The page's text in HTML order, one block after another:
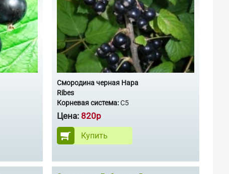
Смородина черная Нара
Ribes
Корневая система:С5
Цена: 820р
Купить